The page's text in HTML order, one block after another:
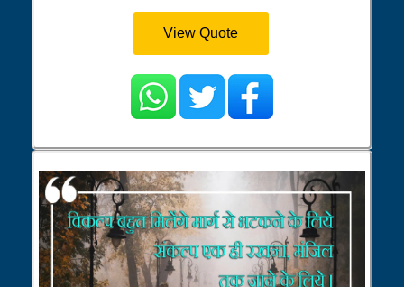
View Quote